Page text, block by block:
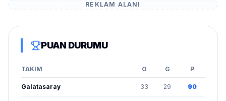
REKLAM ALANI
PUAN DURUMU
TAKIM O G P
Galatasaray 33 29 90